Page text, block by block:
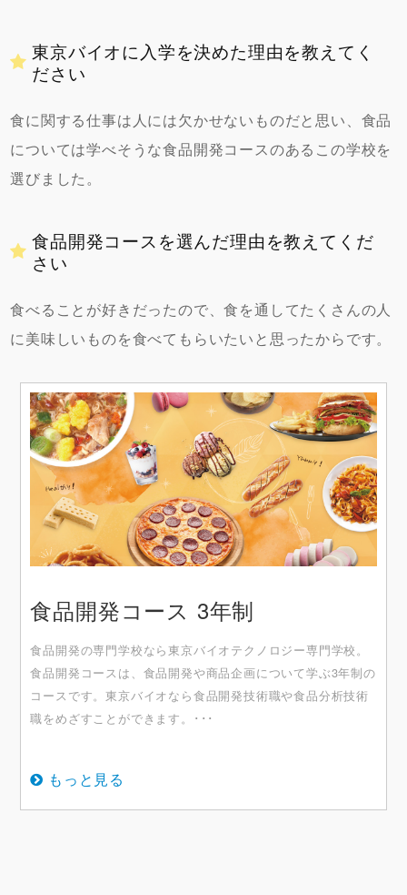
東京バイオに入学を決めた理由を教えてく
ださい
食に関する仕事は人には欠かせないものだと思い、食品
については学べそうな食品開発コースのあるこの学校を
選びました。
食品開発コースを選んだ理由を教えてくだ
さい
食べることが好きだったので、食を通してたくさんの人
に美味しいものを食べてもらいたいと思ったからです。
食品開発コース 3年制
食品開発の専門学校なら東京バイオテクノロジー専門学校。
食品開発コースは、食品開発や商品企画について学ぶ3年制の
コースです。東京バイオなら食品開発技術職や食品分析技術
職をめざすことができます。･･･
もっと見る